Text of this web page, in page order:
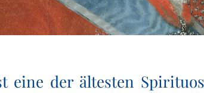
eine der ältesten